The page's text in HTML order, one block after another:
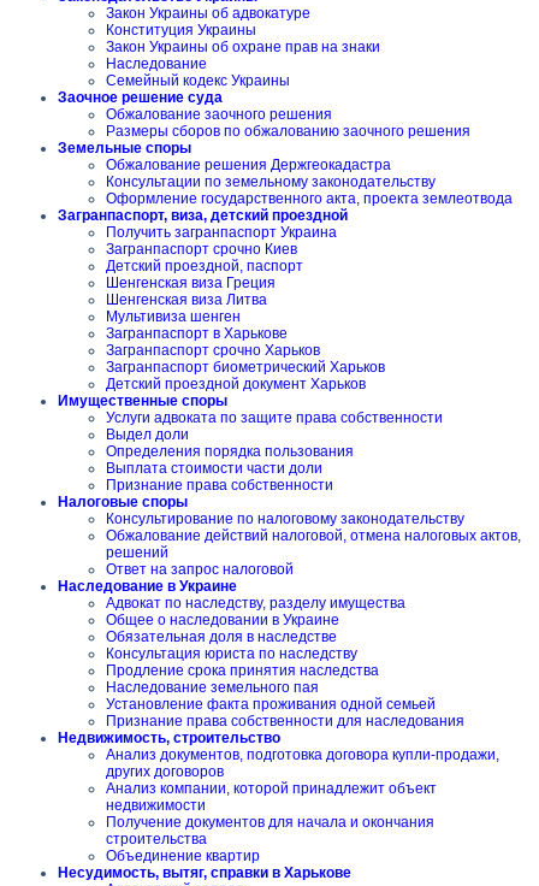
Закон Украины об адвокатуре
Конституция Украины
Закон Украины об охране прав на знаки
Наследование
Семейный кодекс Украины
Заочное решение суда
Обжалование заочного решения
Размеры сборов по обжалованию заочного решения
Земельные споры
Обжалование решения Держгеокадастра
Консультации по земельному законодательству
Оформление государственного акта, проекта землеотвода
Загранпаспорт, виза, детский проездной
Получить загранпаспорт Украина
Загранпаспорт срочно Киев
Детский проездной, паспорт
Шенгенская виза Греция
Шенгенская виза Литва
Мультивиза шенген
Загранпаспорт в Харькове
Загранпаспорт срочно Харьков
Загранпаспорт биометрический Харьков
Детский проездной документ Харьков
Имущественные споры
Услуги адвоката по защите права собственности
Выдел доли
Определения порядка пользования
Выплата стоимости части доли
Признание права собственности
Налоговые споры
Консультирование по налоговому законодательству
Обжалование действий налоговой, отмена налоговых актов,
решений
Ответ на запрос налоговой
Наследование в Украине
Адвокат по наследству, разделу имущества
Общее о наследовании в Украине
Обязательная доля в наследстве
Консультация юриста по наследству
Продление срока принятия наследства
Наследование земельного пая
Установление факта проживания одной семьей
Признание права собственности для наследования
Недвижимость, строительство
Анализ документов, подготовка договора купли-продажи,
других договоров
Анализ компании, которой принадлежит объект
недвижимости
Получение документов для начала и окончания
строительства
Объединение квартир
Несудимость, вытяг, справки в Харькове